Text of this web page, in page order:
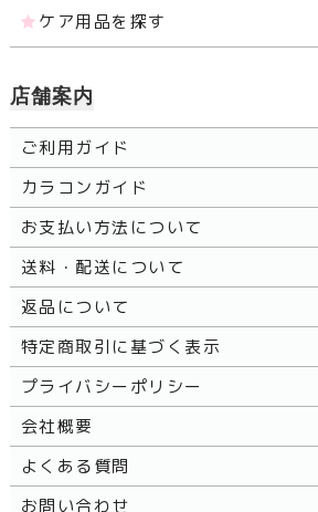
ケア用品を探す
店舗案内
ご利用ガイド
カラコンガイド
お支払い方法について
送料・配送について
返品について
特定商取引に基づく表示
プライバシーポリシー
会社概要
よくある質問
お問い合わせ